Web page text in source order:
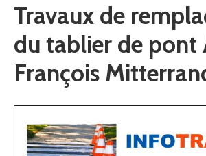
Travaux de
du tablier de pont
François